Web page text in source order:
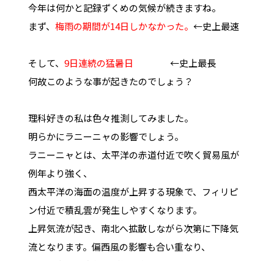
今年は何かと記録ずくめの気候が続きますね。
まず、 梅雨の期間が14日しかなかった。 ←史上最速
そして、 9日連続の猛暑日 ←史上最長
何故このような事が起きたのでしょう？
理科好きの私は色々推測してみました。
明らかにラニーニャの影響でしょう。
ラニーニャとは、太平洋の赤道付近で吹く貿易風が
例年より強く、
西太平洋の海面の温度が上昇する現象で、フィリピ
ン付近で積乱雲が発生しやすくなります。
上昇気流が起き、南北へ拡散しながら次第に下降気
流となります。偏西風の影響も合い重なり、